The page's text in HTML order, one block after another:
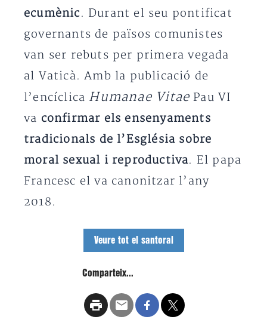
ecumènic. Durant el seu pontificat
governants de països comunistes
van ser rebuts per primera vegada
al Vaticà. Amb la publicació de
l’encíclica Humanae VitaePau VI
va confirmar els ensenyaments
tradicionals de l’Església sobre
moral sexual i reproductiva. El papa
Francesc el va canonitzar l’any
2018.
Veure tot el santoral
Comparteix...